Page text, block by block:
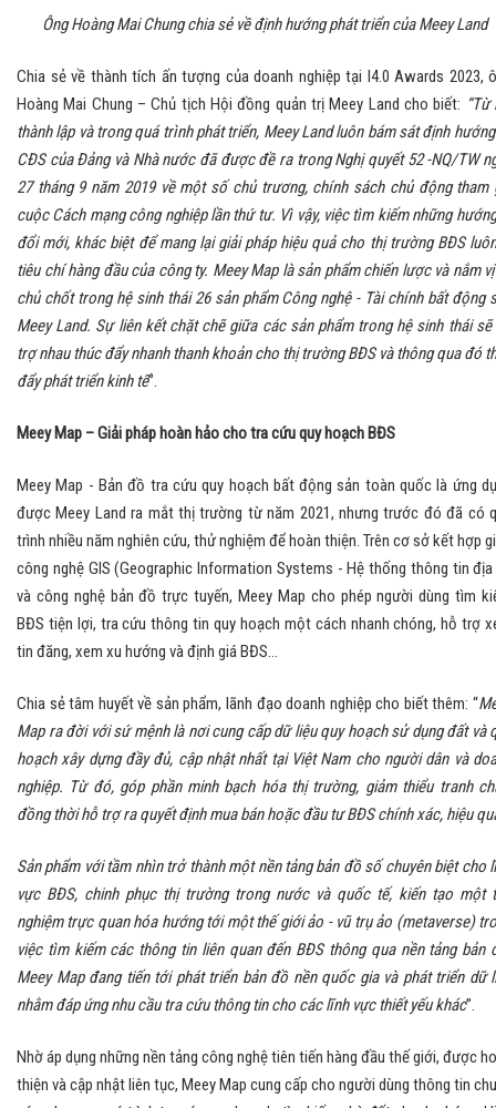
Ông Hoàng Mai Chung chia sẻ về định hướng phát triển của Meey Land
Chia sẻ về thành tích ấn tượng của doanh nghiệp tại I4.0 Awards 2023,
Hoàng Mai Chung – Chủ tịch Hội đồng quản trị Meey Land cho biết: “Từ
thành lập và trong quá trình phát triển, Meey Land luôn bám sát định
CĐS của Đảng và Nhà nước đã được đề ra trong Nghị quyết 52 -NQ/TW
27 tháng 9 năm 2019 về một số chủ trương, chính sách chủ động tham
cuộc Cách mạng công nghiệp lần thứ tư. Vì vậy, việc tìm kiếm những
đổi mới, khác biệt để mang lại giải pháp hiệu quả cho thị trường BĐS
tiêu chí hàng đầu của công ty. Meey Map là sản phẩm chiến lược và nắm
chủ chốt trong hệ sinh thái 26 sản phẩm Công nghệ - Tài chính bất động
Meey Land. Sự liên kết chặt chẽ giữa các sản phẩm trong hệ sinh thái sẽ
trợ nhau thúc đẩy nhanh thanh khoản cho thị trường BĐS và thông qua đó
đẩy phát triển kinh tế”.
Meey Map – Giải pháp hoàn hảo cho tra cứu quy hoạch BĐS
Meey Map - Bản đồ tra cứu quy hoạch bất động sản toàn quốc là ứng
được Meey Land ra mắt thị trường từ năm 2021, nhưng trước đó đã có
trình nhiều năm nghiên cứu, thử nghiệm để hoàn thiện. Trên cơ sở kết hợp
công nghệ GIS (Geographic Information Systems - Hệ thống thông tin
và công nghệ bản đồ trực tuyến, Meey Map cho phép người dùng tìm
BĐS tiện lợi, tra cứu thông tin quy hoạch một cách nhanh chóng, hỗ trợ
tin đăng, xem xu hướng và định giá BĐS…
Chia sẻ tâm huyết về sản phẩm, lãnh đạo doanh nghiệp cho biết thêm: “
Map ra đời với sứ mệnh là nơi cung cấp dữ liệu quy hoạch sử dụng đất và
hoạch xây dựng đầy đủ, cập nhật nhất tại Việt Nam cho người dân và
nghiệp. Từ đó, góp phần minh bạch hóa thị trường, giảm thiểu tranh
đồng thời hỗ trợ ra quyết định mua bán hoặc đầu tư BĐS chính xác, hiệu
Sản phẩm với tầm nhìn trở thành một nền tảng bản đồ số chuyên biệt cho
vực BĐS, chinh phục thị trường trong nước và quốc tế, kiến tạo một
nghiệm trực quan hóa hướng tới một thế giới ảo - vũ trụ ảo (metaverse)
việc tìm kiếm các thông tin liên quan đến BĐS thông qua nền tảng bản
Meey Map đang tiến tới phát triển bản đồ nền quốc gia và phát triển dữ
nhằm đáp ứng nhu cầu tra cứu thông tin cho các lĩnh vực thiết yếu khác”.
Nhờ áp dụng những nền tảng công nghệ tiên tiến hàng đầu thế giới, được
thiện và cập nhật liên tục, Meey Map cung cấp cho người dùng thông tin